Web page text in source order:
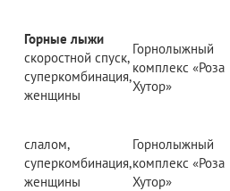
Горные лыжи
скоростной спуск,
суперкомбинация,
женщины
Горнолыжный
комплекс «Роза
Хутор»
слалом,
суперкомбинация,
женщины
Горнолыжный
комплекс «Роза
Хутор»